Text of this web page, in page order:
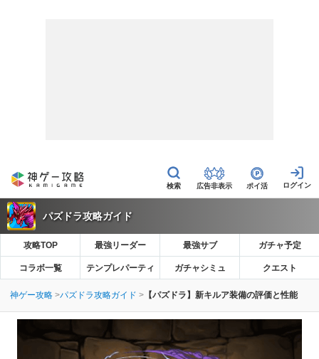
広告非表示 ポイ活
パズドラ攻略ガイド
攻略TOP 最強リーダー 最強サブ ガチャ予定
コラボ一覧 テンプレパーティ ガチャシミュ クエスト
神ゲー攻略 パズドラ攻略ガイド 【パズドラ】新キルア装備の評価と性能